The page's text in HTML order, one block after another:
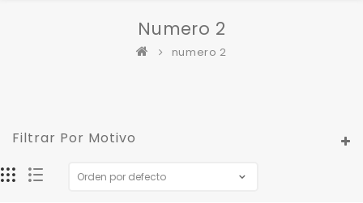
Numero 2
numero 2
Filtrar Por Motivo